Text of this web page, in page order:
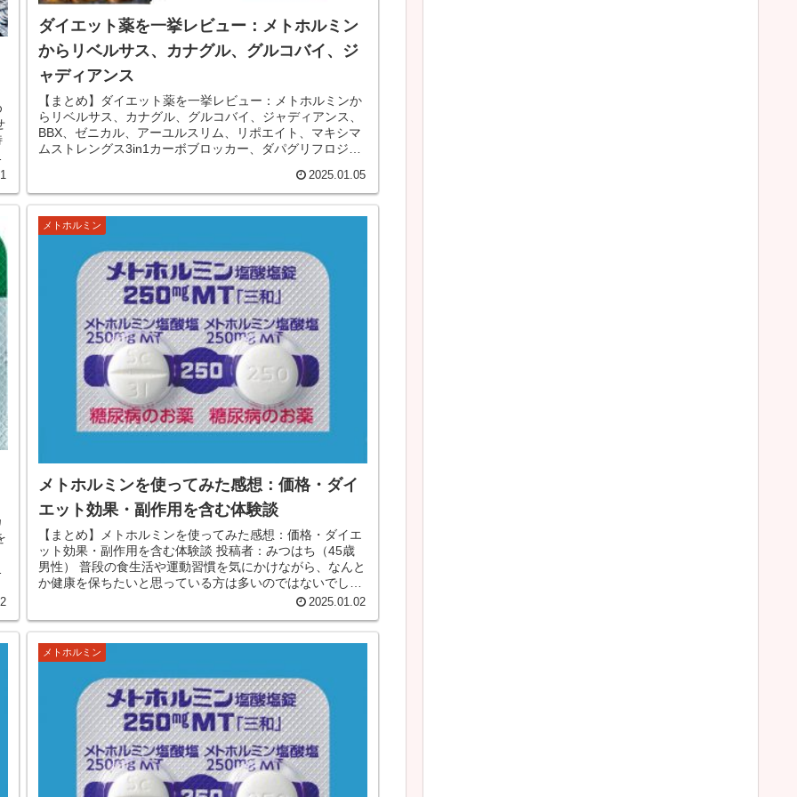
ダイエット薬を一挙レビュー：メトホルミン
からリベルサス、カナグル、グルコバイ、ジ
ャディアンス
【まとめ】ダイエット薬を一挙レビュー：メトホルミンか
らリベルサス、カナグル、グルコバイ、ジャディアンス、
BBX、ゼニカル、アーユルスリム、リポエイト、マキシマ
ムストレングス3in1カーボブロッカー、ダパグリフロジン
2025.01.05
メトホルミン
メトホルミンを使ってみた感想：価格・ダイ
エット効果・副作用を含む体験談
【まとめ】メトホルミンを使ってみた感想：価格・ダイエ
ット効果・副作用を含む体験談 投稿者：みつはち（45歳
男性） 普段の食生活や運動習慣を気にかけながら、なんと
か健康を保ちたいと思っている方は多いのではないでしょ
2025.01.02
メトホルミン